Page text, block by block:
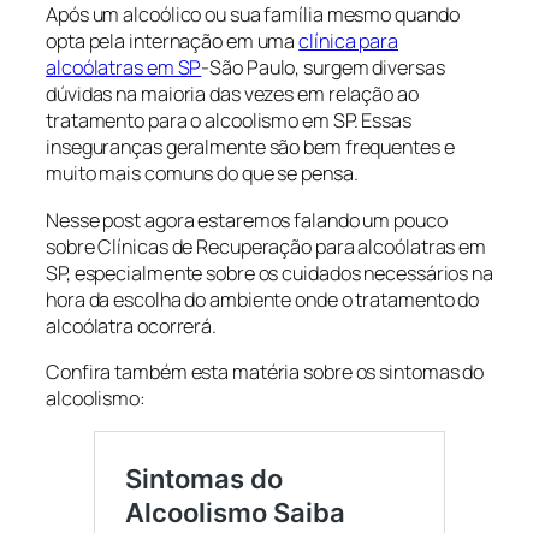
Após um alcoólico ou sua família mesmo quando
opta pela internação em umaclínica para
alcoólatras em SP-São Paulo, surgem diversas
dúvidas na maioria das vezes em relação ao
tratamento para o alcoolismo em SP. Essas
inseguranças geralmente são bem frequentes e
muito mais comuns do que se pensa.
Nesse post agora estaremos falando um pouco
sobre Clínicas de Recuperação para alcoólatras em
SP, especialmente sobre os cuidados necessários na
hora da escolha do ambiente onde o tratamento do
alcoólatra ocorrerá.
Confira também esta matéria sobre os sintomas do
alcoolismo: